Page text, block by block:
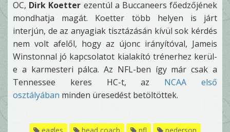
OC, Dirk Koetter ezentúl a Buccaneers főedzőjének
mondhatja magát. Koetter több helyen is járt
interjún, de az anyagiak tisztázásán kívül sok kérdés
nem volt afelől, hogy az újonc irányítóval, Jameis
Winstonnal jó kapcsolatot kialakító trénerhez kerül-
e a karmesteri pálca. Az NFL-ben így már csak a
Tennessee keres HC-t, az NCAA első
osztályában minden üresedést betöltöttek.